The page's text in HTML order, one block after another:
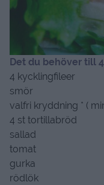
Det du behöver till
4 kycklingfileer
smör
valfri kryddning * (
4 st tortillabröd
sallad
tomat
gurka
rödlök